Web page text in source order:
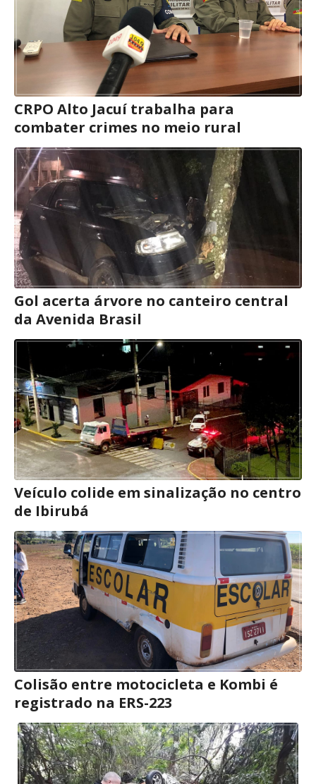
CRPO Alto Jacuí trabalha para
combater crimes no meio rural
Gol acerta árvore no canteiro central
da Avenida Brasil
Veículo colide em sinalização no centro
de Ibirubá
Colisão entre motocicleta e Kombi é
registrado na ERS-223